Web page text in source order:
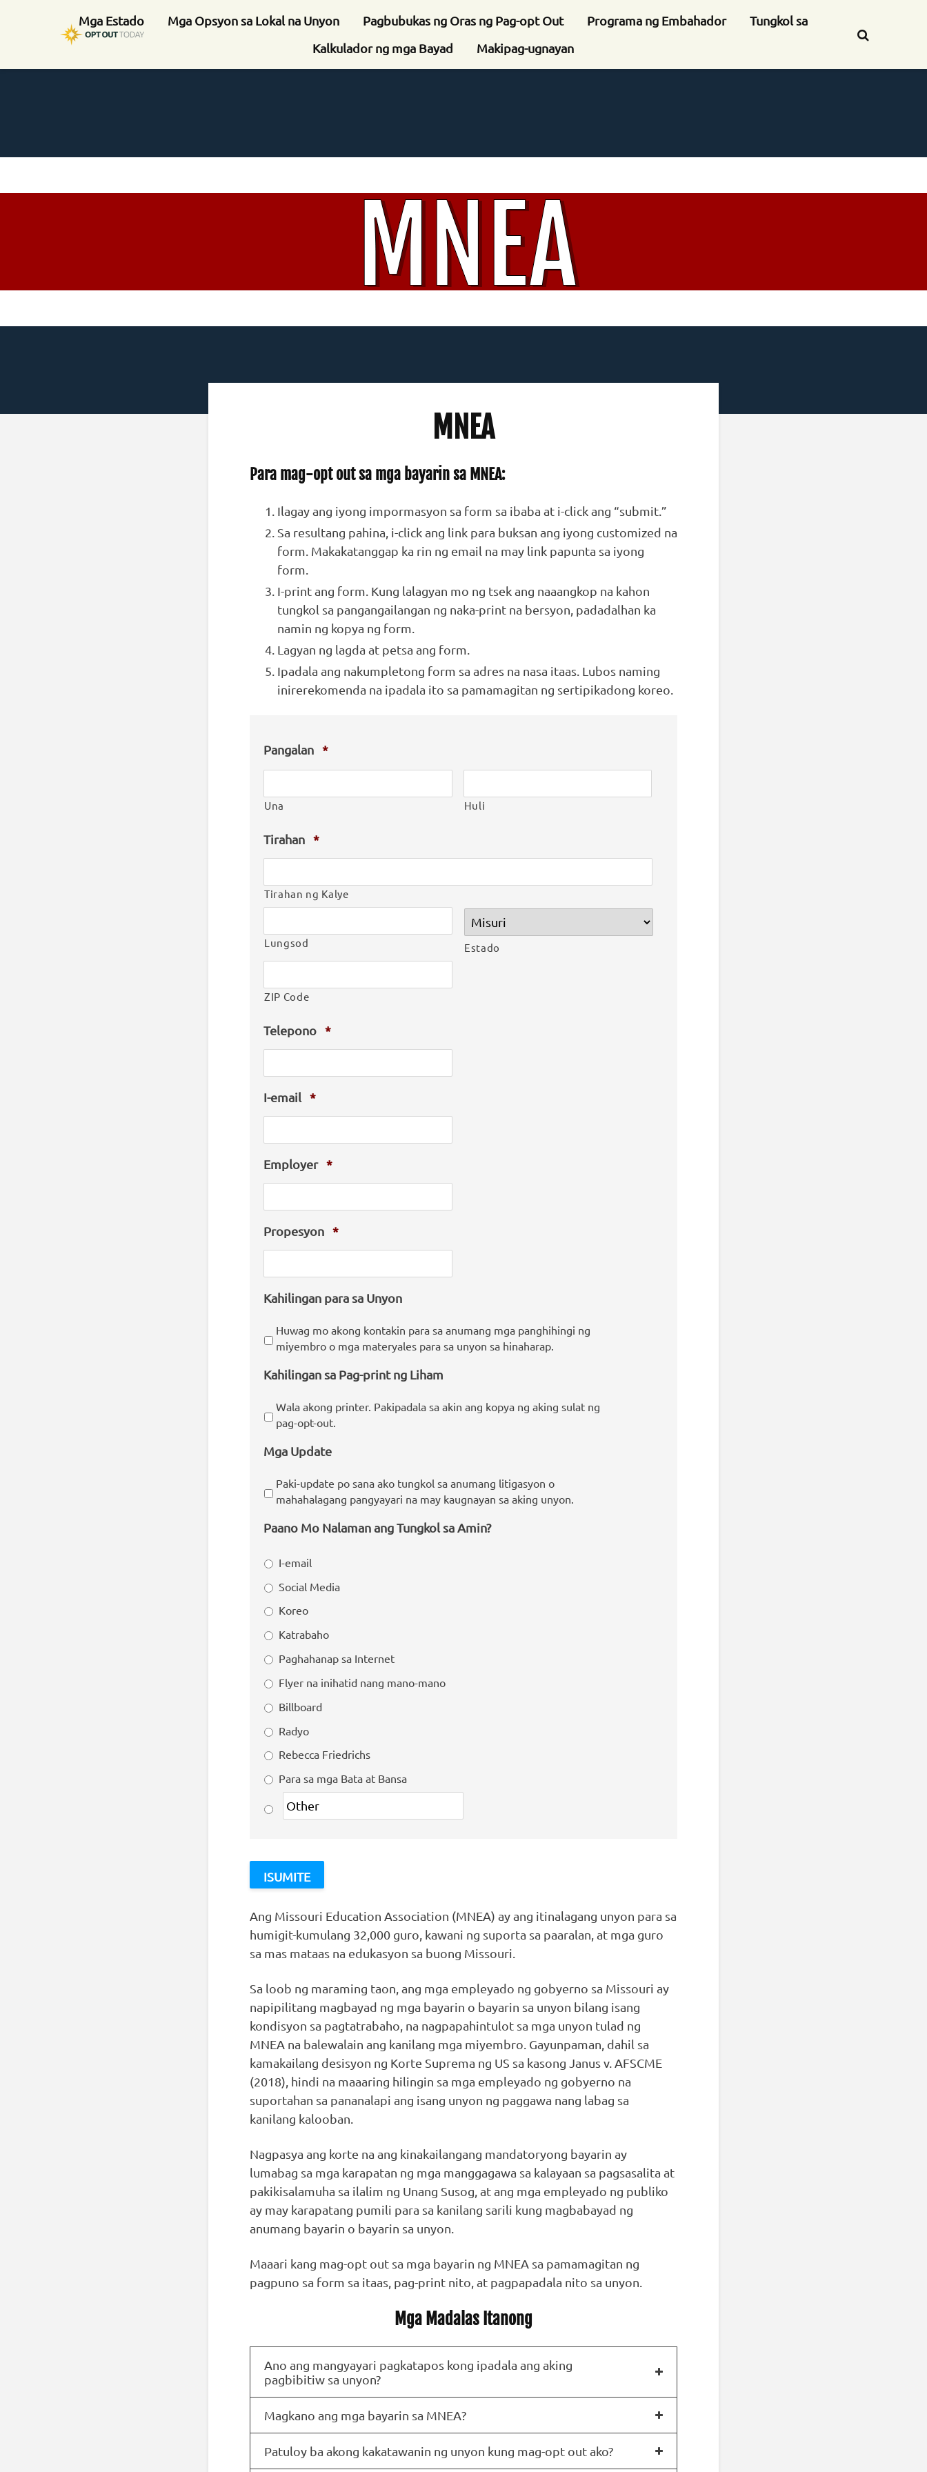
Mga Estado Mga Opsyon sa Lokal na Unyon Pagbubukas ng Oras ng Pag-opt Out Programa ng Embahador
Tungkol sa
Kalkulador ng mga Bayad
Makipag-ugnayan
MNEA
Para mag-opt out sa mga bayarin sa MNEA:
Ilagay ang iyong impormasyon sa form sa ibaba at i-click ang “submit.”
Sa resultang pahina, i-click ang link para buksan ang iyong customized na
form. Makakatanggap ka rin ng email na may link papunta sa iyong
form.
I-print ang form. Kung lalagyan mo ng tsek ang naaangkop na kahon
tungkol sa pangangailangan ng naka-print na bersyon, padadalhan ka
namin ng kopya ng form.
Lagyan ng lagda at petsa ang form.
Ipadala ang nakumpletong form sa adres na nasa itaas. Lubos naming
inirerekomenda na ipadala ito sa pamamagitan ng sertipikadong koreo.
Pangalan *
Una Huli
Tirahan *
Tirahan ng Kalye
Lungsod Estado
ZIP Code
Telepono *
I-email *
Employer *
Propesyon *
Kahilingan para sa Unyon
Huwag mo akong kontakin para sa anumang mga panghihingi ng
miyembro o mga materyales para sa unyon sa hinaharap.
Kahilingan sa Pag-print ng Liham
Wala akong printer. Pakipadala sa akin ang kopya ng aking sulat ng
pag-opt-out.
Mga Update
Paki-update po sana ako tungkol sa anumang litigasyon o
mahahalagang pangyayari na may kaugnayan sa aking unyon.
Paano Mo Nalaman ang Tungkol sa Amin?
I-email
Social Media
Koreo
Katrabaho
Paghahanap sa Internet
Flyer na inihatid nang mano-mano
Billboard
Radyo
Rebecca Friedrichs
Para sa mga Bata at Bansa
Ang Missouri Education Association (MNEA) ay ang itinalagang unyon para sa
humigit-kumulang 32,000 guro, kawani ng suporta sa paaralan, at mga guro
sa mas mataas na edukasyon sa buong Missouri.
Sa loob ng maraming taon, ang mga empleyado ng gobyerno sa Missouri ay
napipilitang magbayad ng mga bayarin o bayarin sa unyon bilang isang
kondisyon sa pagtatrabaho, na nagpapahintulot sa mga unyon tulad ng
MNEA na balewalain ang kanilang mga miyembro. Gayunpaman, dahil sa
kamakailang desisyon ng Korte Suprema ng US sa kasong Janus v. AFSCME
(2018), hindi na maaaring hilingin sa mga empleyado ng gobyerno na
suportahan sa pananalapi ang isang unyon ng paggawa nang labag sa
kanilang kalooban.
Nagpasya ang korte na ang kinakailangang mandatoryong bayarin ay
lumabag sa mga karapatan ng mga manggagawa sa kalayaan sa pagsasalita at
pakikisalamuha sa ilalim ng Unang Susog, at ang mga empleyado ng publiko
ay may karapatang pumili para sa kanilang sarili kung magbabayad ng
anumang bayarin o bayarin sa unyon.
Maaari kang mag-opt out sa mga bayarin ng MNEA sa pamamagitan ng
pagpuno sa form sa itaas, pag-print nito, at pagpapadala nito sa unyon.
Mga Madalas Itanong
Ano ang mangyayari pagkatapos kong ipadala ang aking
pagbibitiw sa unyon?
Magkano ang mga bayarin sa MNEA?
Patuloy ba akong kakatawanin ng unyon kung mag-opt out ako?